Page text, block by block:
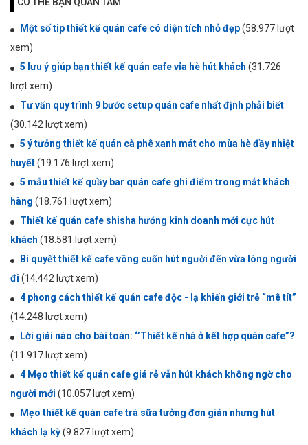
Một số tip thiết kế quán cafe có diện tích nhỏ đẹp(58.977 lượt
xem)
5 lưu ý giúp bạn thiết kế quán cafe vỉa hè hút khách (31.726
lượt xem)
Tư vấn quy trình 9 bước setup quán cafe nhất định phải biết
(30.142 lượt xem)
5 ý tưởng thiết kế quán cà phê xanh mát cho mùa hè đầy nhiệt
huyết(19.176 lượt xem)
5 mẫu thiết kế quầy bar quán cafe ghi điểm trong mắt khách
hàng (18.761 lượt xem)
Thiết kế quán cafe shisha hướng kinh doanh mới cực hút
khách (18.581 lượt xem)
Bí quyết thiết kế cafe võng cuốn hút người đến vừa lòng người
đi (14.442 lượt xem)
4 phong cách thiết kế quán cafe độc - lạ khiến giới trẻ “mê tít”
(14.248 lượt xem)
Lời giải nào cho bài toán: ‘’Thiết kế nhà ở kết hợp quán cafe”?
(11.917 lượt xem)
4 Mẹo thiết kế quán cafe giá rẻ vẫn hút khách không ngờ cho
người mới (10.057 lượt xem)
Mẹo thiết kế quán cafe trà sữa tưởng đơn giản nhưng hút
khách lạ kỳ(9.827 lượt xem)